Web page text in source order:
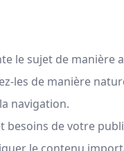
le sujet de manière
les de manière
navigation.
besoins de votre